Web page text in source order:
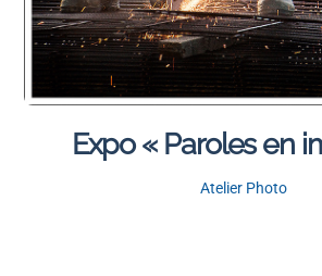
Expo « Paroles en
Atelier Photo